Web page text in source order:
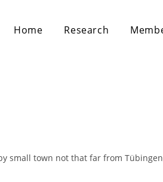
Home Research
small town not that far from